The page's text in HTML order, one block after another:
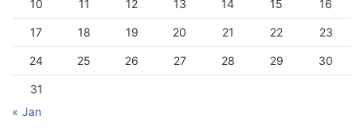
10 11 12 13 14 15 16
17 18 19 20 21 22 23
24 25 26 27 28 29 30
31
« Jan